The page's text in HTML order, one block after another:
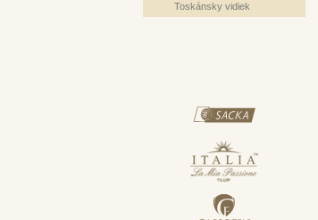
Toskánsky vidiek